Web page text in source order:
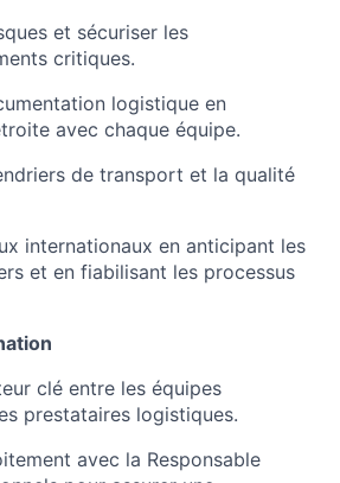
et sécuriser les
critiques.
logistique en
avec chaque équipe.
de transport et la qualité
internationaux en anticipant les
et en fiabilisant les processus
clé entre les équipes
prestataires logistiques.
avec la Responsable